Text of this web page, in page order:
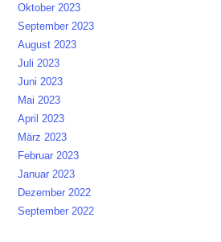
Oktober 2023
September 2023
August 2023
Juli 2023
Juni 2023
Mai 2023
April 2023
März 2023
Februar 2023
Januar 2023
Dezember 2022
September 2022